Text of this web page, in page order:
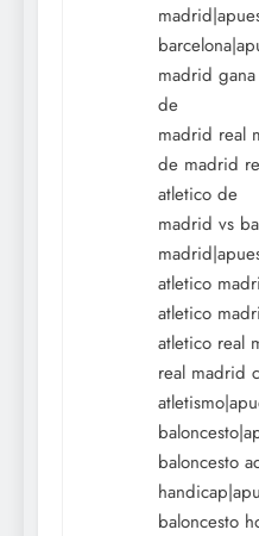
madrid
de
madrid real
de madrid
atletico de
madrid vs
atletico
atletico
atletico real
real madrid
baloncesto
baloncesto